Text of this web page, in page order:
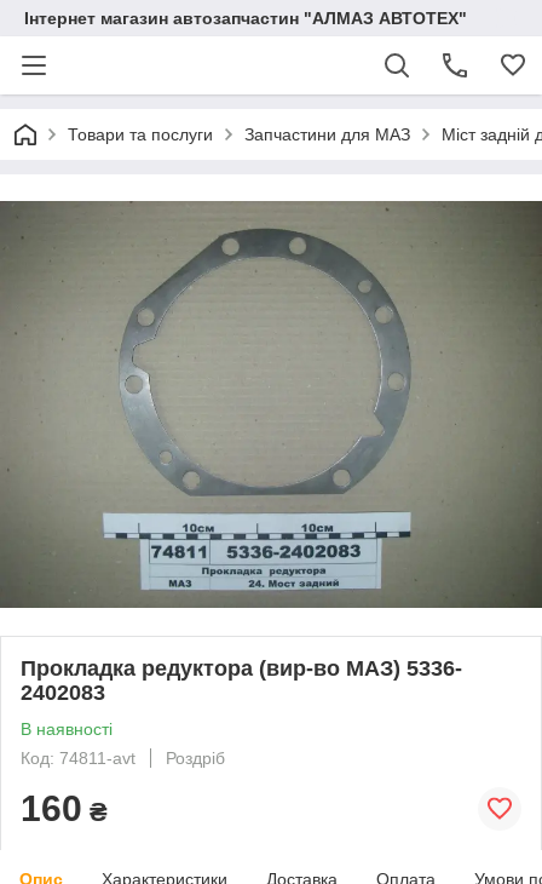
Інтернет магазин автозапчастин "АЛМАЗ АВТОТЕХ"
Товари та послуги Запчастини для МАЗ Міст
Прокладка редуктора (вир-во МАЗ) 5336-
2402083
В наявності
Код: 74811-avt
Роздріб
160 ₴
Опис Характеристики Доставка Оплата Умови